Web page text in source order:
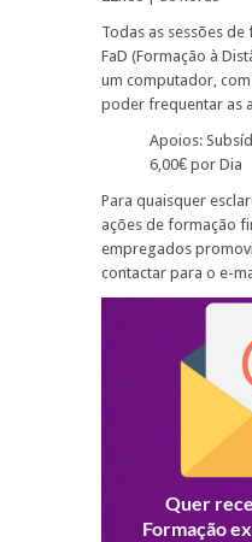
Todas as sessões
FaD (Formação à
um computador,
poder frequentar as
Apoios:
6,00€ por Dia
Para quaisquer
ações de formação
empregados
contactar para o e-